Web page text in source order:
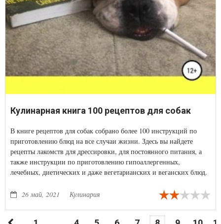
Кулинарная книга 100 рецептов для собак
В книге рецептов для собак собрано более 100 инструкций по
приготовлению блюд на все случаи жизни. Здесь вы найдете
рецепты лакомств для дрессировки, для постоянного питания, а
также инструкции по приготовлению гипоаллергенных,
лечебных, диетических и даже вегетарианских и веганских блюд.
26 май, 2021 Кулинария